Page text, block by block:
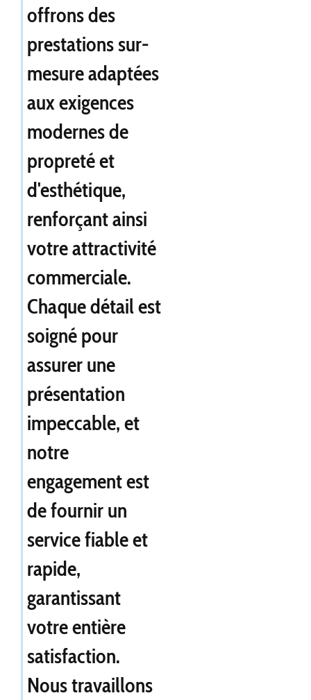
offrons des
prestations sur-
mesure adaptées
aux exigences
modernes de
propreté et
d'esthétique,
renforçant ainsi
votre attractivité
commerciale.
Chaque détail est
soigné pour
assurer une
présentation
impeccable, et
notre
engagement est
de fournir un
service fiable et
rapide,
garantissant
votre entière
satisfaction.
Nous travaillons